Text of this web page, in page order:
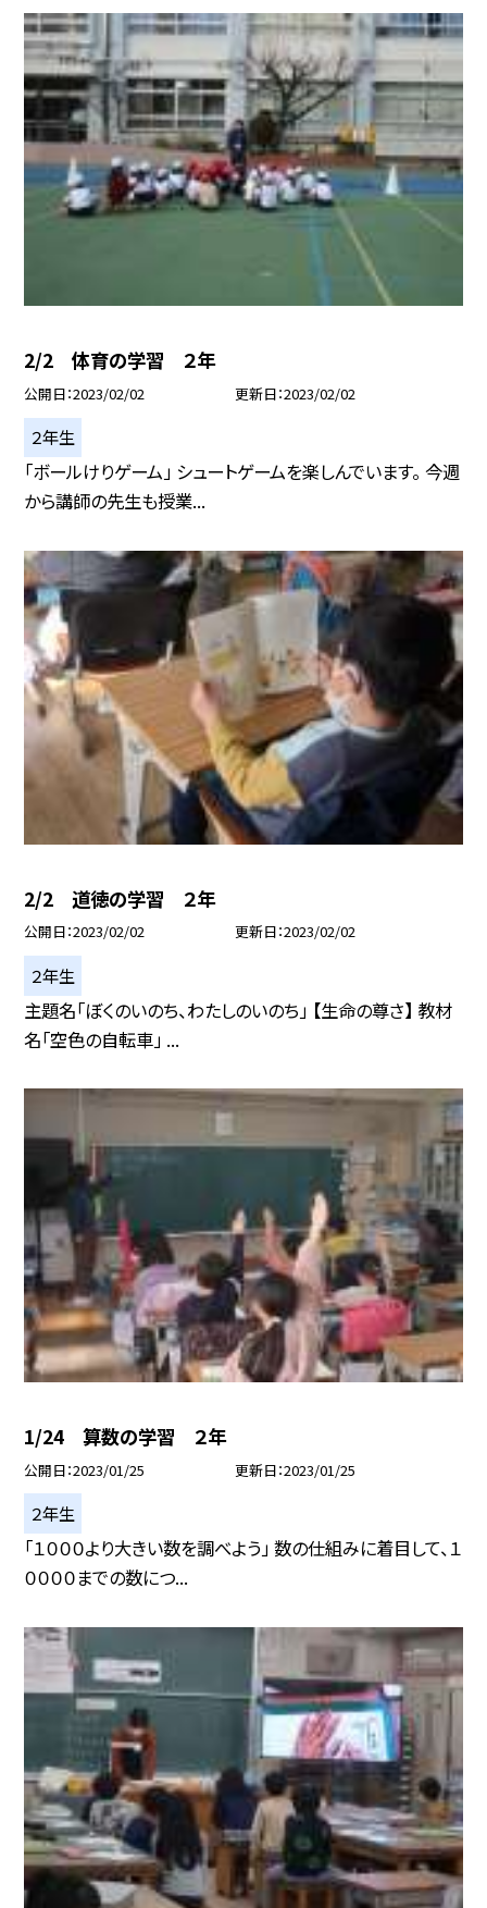
2/2 体育の学習 ２年
公開日 2023/02/02 更新日 2023/02/02
２年生
「ボールけりゲーム」 シュートゲームを楽しんでいます。 今週
から講師の先生も授業...
2/2 道徳の学習 ２年
公開日 2023/02/02 更新日 2023/02/02
２年生
主題名「ぼくのいのち、わたしのいのち」 【生命の尊さ】 教材
名「空色の自転車」 ...
1/24 算数の学習 ２年
公開日 2023/01/25 更新日 2023/01/25
２年生
「１０００より大きい数を調べよう」 数の仕組みに着目して、１
００００までの数につ...